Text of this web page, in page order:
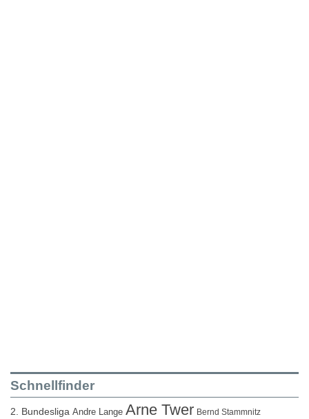
Schnellfinder
2. Bundesliga Andre Lange Arne Twer Bernd Stammnitz